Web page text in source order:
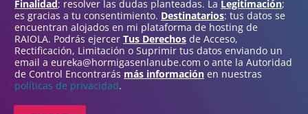
r
d
o
R
G
Finalidad; resolver las dudas planteadas. La Legitimación;
es gracias a tu consentimiento. Destinatarios: tus datos se
encuentran alojados en mi plataforma de hosting de
RAIOLA. Podrás ejercer Tus Derechos de Acceso,
Rectificación, Limitación o Suprimir tus datos enviando un
email a eureka@hormigasenlanube.com o ante la Autoridad
de Control Encontrarás más información en nuestras
políticas de privacidad.